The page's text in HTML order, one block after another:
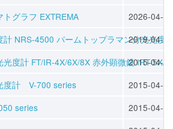
グラフ EXTREMA
2026-04-06
計 NRS-4500 パームトップラマン分光光度
2019-04-02
度計 FT/IR-4X/6X/8X 赤外顕微鏡 IRT-5X/
2015-04-01
度計 V-700 series
2015-04-01
series
2015-04-01